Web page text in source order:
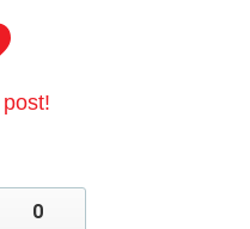
98-366 Practice Exam
Microsoft 98-366 Practice
0